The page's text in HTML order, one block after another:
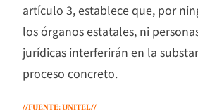
artículo 3, establece que, por
los órganos estatales, ni
jurídicas interferirán en la
proceso concreto.
//FUENTE: UNITEL//